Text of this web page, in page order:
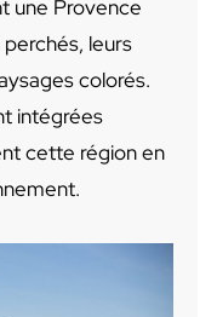
une Provence
leurs
colorés.
intégrées
cette région en